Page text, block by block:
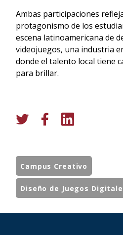
Ambas participaciones
protagonismo de los
escena latinoamericana de
videojuegos, una industria
donde el talento local tiene
para brillar.
Campus Creativo
Diseño de Juegos